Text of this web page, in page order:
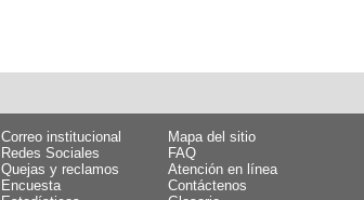
Correo institucional
Mapa del sitio
Redes Sociales
FAQ
Quejas y reclamos
Atención en línea
Encuesta
Contáctenos